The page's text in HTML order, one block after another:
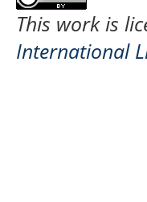
This work is
International